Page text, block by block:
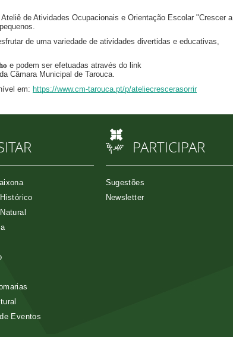
Ateliê de Atividades Ocupacionais e Orientação Escolar "Crescer a
de uma variedade de atividades divertidas e educativas,
e podem ser efetuadas através do link
Câmara Municipal de Tarouca.
em: https://www.cm-tarouca.pt/p/ateliecrescerasorrir
Eventos
PARTICIPAR
Sugestões
Newsletter